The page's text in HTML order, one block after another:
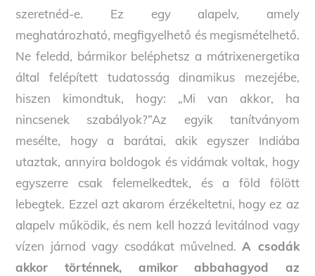
szeretnéd-e. Ez egy alapelv, amely
meghatározható, megfigyelhető és megismételhető.
Ne feledd, bármikor beléphetsz a mátrixenergetika
által felépített tudatosság dinamikus mezejébe,
hiszen kimondtuk, hogy: „Mi van akkor, ha
nincsenek szabályok?”Az egyik tanítványom
mesélte, hogy a barátai, akik egyszer Indiába
utaztak, annyira boldogok és vidámak voltak, hogy
egyszerre csak felemelkedtek, és a föld fölött
lebegtek. Ezzel azt akarom érzékeltetni, hogy ez az
alapelv működik, és nem kell hozzá levitálnod vagy
vízen járnod vagy csodákat művelned.A csodák
akkor történnek, amikor abbahagyod az